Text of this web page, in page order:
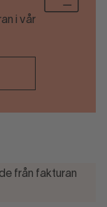
i vår
från fakturan